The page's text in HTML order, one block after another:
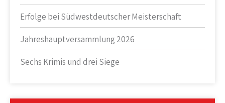
Erfolge bei Südwestdeutscher Meisterschaft
Jahreshauptversammlung 2026
Sechs Krimis und drei Siege